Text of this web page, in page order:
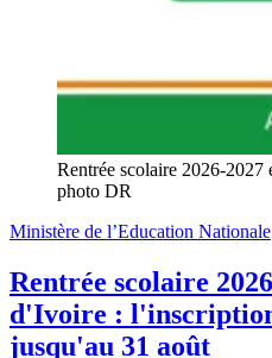
Rentrée scolaire 2026-
photo DR
Ministère de l’Education Nationale
Rentrée scolaire
d'Ivoire :
jusqu'au 31 août